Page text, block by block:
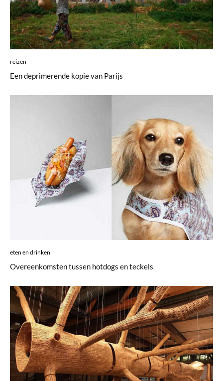
reizen
Een deprimerende kopie van Parijs
eten en drinken
Overeenkomsten tussen hotdogs en teckels